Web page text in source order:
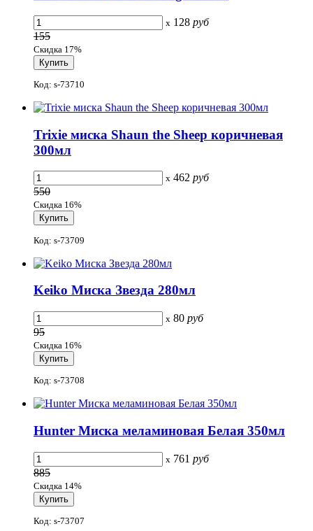
x 128 руб
155
Скидка 17%
Код: s-73710
Trixie миска Shaun the Sheep коричневая
300мл
x 462 руб
550
Скидка 16%
Код: s-73709
Keiko Миска Звезда 280мл
x 80 руб
95
Скидка 16%
Код: s-73708
Hunter Миска меламиновая Белая 350мл
x 761 руб
885
Скидка 14%
Код: s-73707